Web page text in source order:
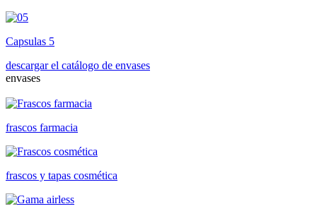
Capsulas 5
descargar el catálogo de envases
envases
frascos farmacia
frascos y tapas cosmética